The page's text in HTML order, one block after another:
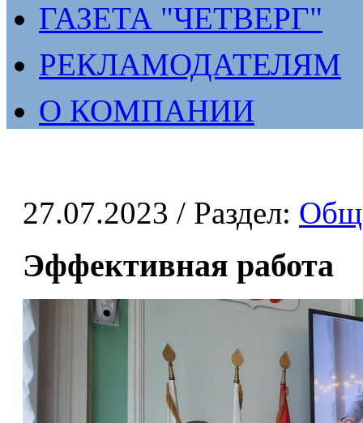
ГАЗЕТА "ЧЕТВЕРГ"
РЕКЛАМОДАТЕЛЯМ
О КОМПАНИИ
27.07.2023 / Раздел:
Эффективная работа